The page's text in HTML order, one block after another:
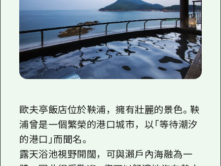
歐夫亭飯店位於鞅浦，擁有壯麗的景色。鞅
浦曾是一個繁榮的港口城市，以「等待潮汐
的港口」而聞名。
露天浴池視野開闊，可與瀨戶內海融為一